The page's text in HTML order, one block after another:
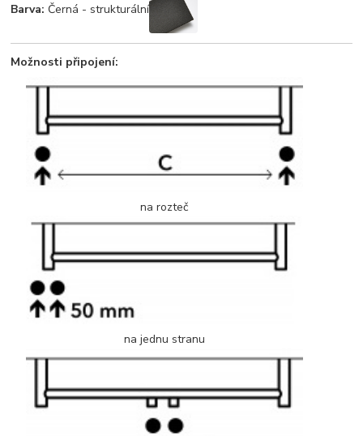
Barva: Černá - strukturální
Možnosti připojení:
na rozteč
na jednu stranu